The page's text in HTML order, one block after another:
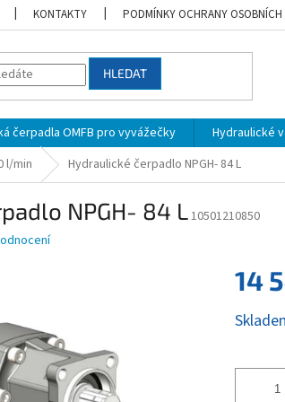
KONTAKTY PODMÍNKY OCHRANY OSOBNÍCH
HLEDAT
čerpadla OMFB pro vyvážečky Hydraulické
l/min Hydraulické čerpadlo NPGH- 84 L
NPGH- 84 L10501210850
14
Měrná
cena: